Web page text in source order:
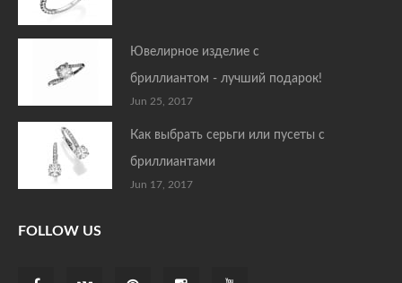
Ювелирное изделие с
бриллиантом - лучший подарок!
Jun 25, 2017
Как выбрать серьги или пусеты с
бриллиантами
Jun 17, 2017
FOLLOW US